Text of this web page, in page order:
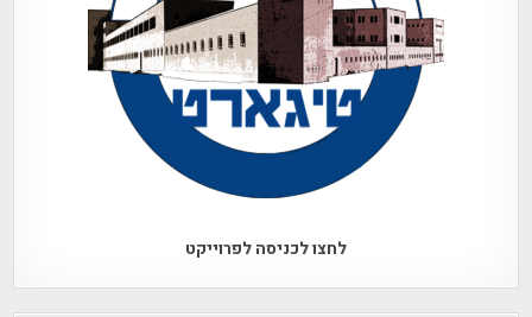
לחצו לכניסה לפרוייקט